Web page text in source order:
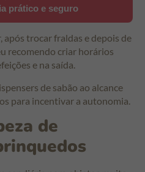
prático e seguro
após trocar fraldas e depois de
recomendo criar horários
e na saída.
de sabão ao alcance
para incentivar a autonomia.
de